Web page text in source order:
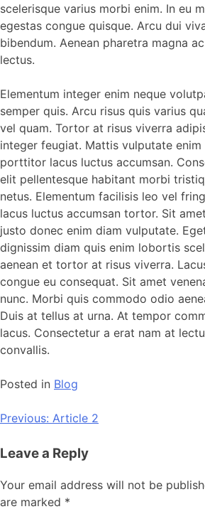
scelerisque varius morbi enim. In eu
egestas congue quisque. Arcu dui
bibendum. Aenean pharetra magna
lectus.
Elementum integer enim neque
semper quis. Arcu risus quis varius
vel quam. Tortor at risus viverra
integer feugiat. Mattis vulputate enim
porttitor lacus luctus accumsan.
elit pellentesque habitant morbi
netus. Elementum facilisis leo vel
lacus luctus accumsan tortor. Sit
justo donec enim diam vulputate.
dignissim diam quis enim lobortis
aenean et tortor at risus viverra.
congue eu consequat. Sit amet
nunc. Morbi quis commodo odio
Duis at tellus at urna. At tempor
lacus. Consectetur a erat nam at
convallis.
Posted in Blog
Previous: Article 2
Leave a Reply
Your email address will not be
are marked *